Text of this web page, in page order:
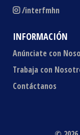
/interfmhn
INFORMACIÓN
Anúnciate con
Trabaja con
Contáctanos